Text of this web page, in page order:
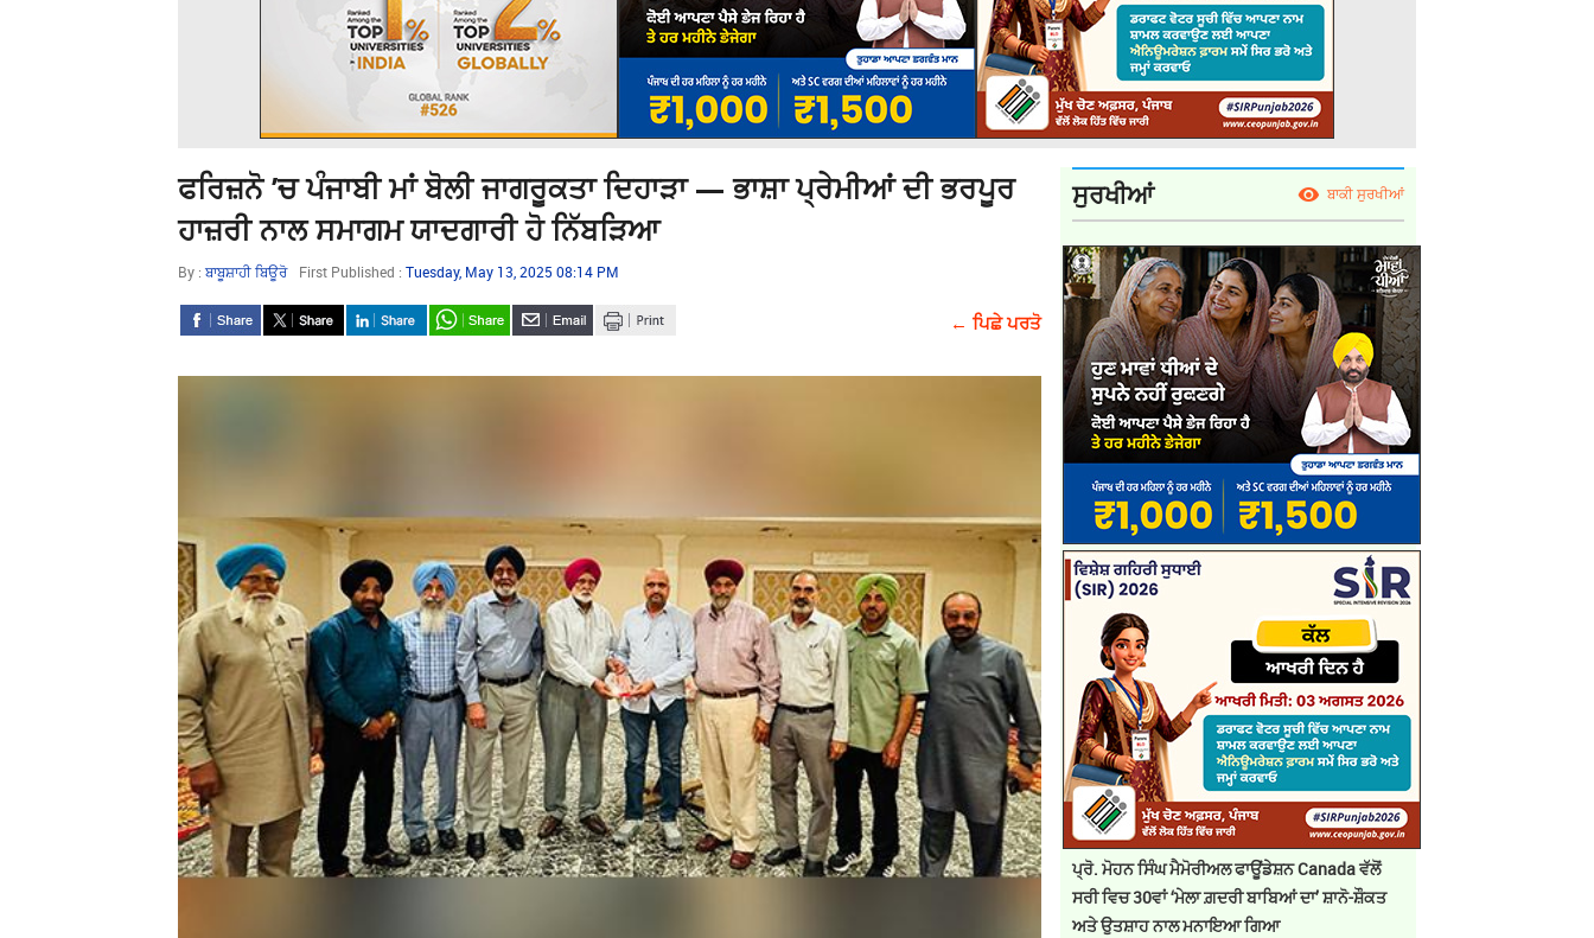
ਫਰਿਜ਼ਨੋ ’ਚ ਪੰਜਾਬੀ ਮਾਂ ਬੋਲੀ ਜਾਗਰੂਕਤਾ ਦਿਹਾੜਾ — ਭਾਸ਼ਾ ਪ੍ਰੇਮੀਆਂ ਦੀ ਭਰਪੂਰ
ਹਾਜ਼ਰੀ ਨਾਲ ਸਮਾਗਮ ਯਾਦਗਾਰੀ ਹੋ ਨਿੱਬੜਿਆ
By : ਬਾਬੂਸ਼ਾਹੀ ਬਿਊਰੋ First Published : Tuesday, May 13, 2025 08:14 PM
← ਪਿਛੇ ਪਰਤੋ
ਸੁਰਖੀਆਂ ਬਾਕੀ ਸੁਰਖੀਆਂ
ਪ੍ਰੋ. ਮੋਹਨ ਸਿੰਘ ਮੈਮੋਰੀਅਲ ਫਾਊਂਡੇਸ਼ਨ Canada ਵੱਲੋਂ
ਸਰੀ ਵਿਚ 30ਵਾਂ ‘ਮੇਲਾ ਗ਼ਦਰੀ ਬਾਬਿਆਂ ਦਾ’ ਸ਼ਾਨੋ-ਸ਼ੌਕਤ
ਅਤੇ ਉਤਸ਼ਾਹ ਨਾਲ ਮਨਾਇਆ ਗਿਆ